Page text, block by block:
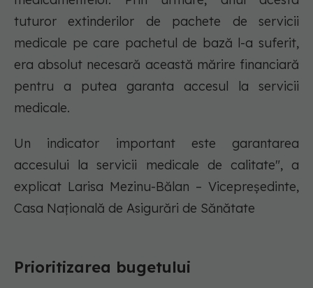
tuturor extinderilor de pachete de servicii
medicale pe care pachetul de bază l-a suferit,
era absolut necesară această mărire financiară
pentru a putea garanta accesul la servicii
medicale.
Un indicator important este garantarea
accesului la servicii medicale de calitate", a
explicat Larisa Mezinu-Bălan – Vicepreședinte,
Casa Națională de Asigurări de Sănătate
Prioritizarea bugetului